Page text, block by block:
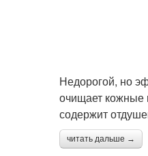
Недорогой, но
очищает кожные
содержит
читать дальше →